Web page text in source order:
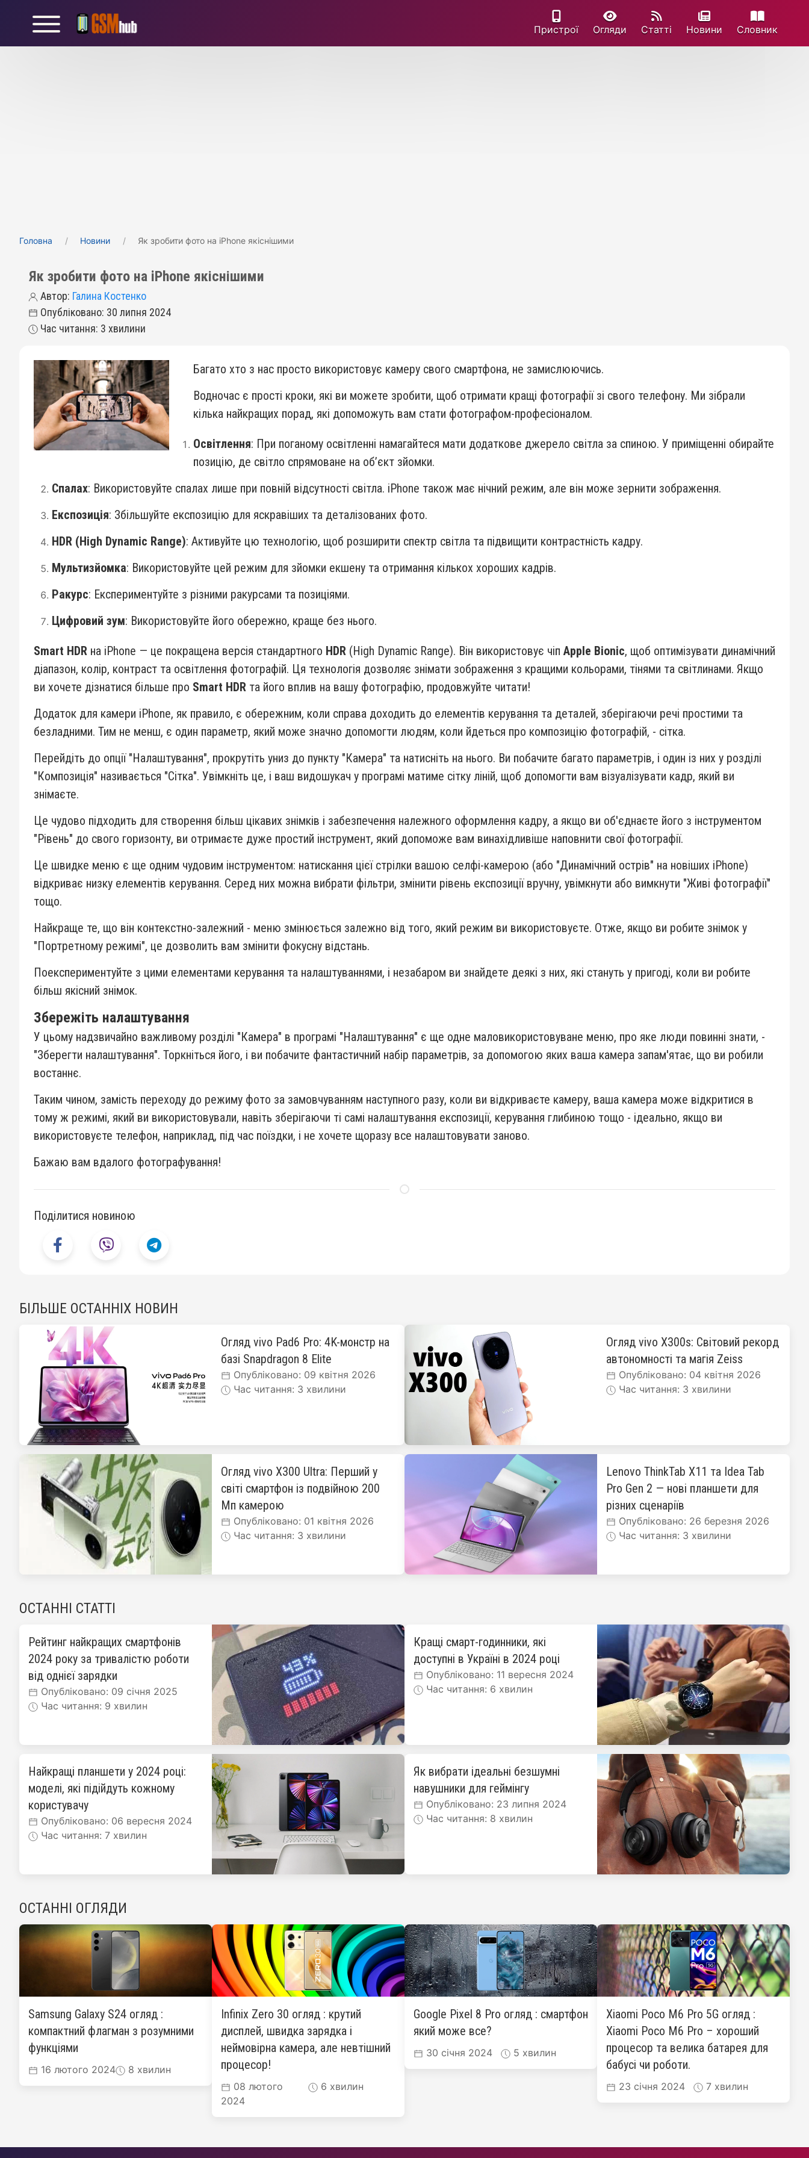
Пристрої Огляди Статті Новини Cловник
Головна Новини Як зробити фото на iPhone якіснішими
Як зробити фото на iPhone якіснішими
Автор: Галина Костенко
Опубліковано: 30 липня 2024
Час читання: 3 хвилини
Багато хто з нас просто використовує камеру свого смартфона, не замислюючись.
Водночас є прості кроки, які ви можете зробити, щоб отримати кращі фотографії зі свого телефону. Ми зібрали
кілька найкращих порад, які допоможуть вам стати фотографом-професіоналом.
Освітлення: При поганому освітленні намагайтеся мати додаткове джерело світла за спиною. У приміщенні обирайте
позицію, де світло спрямоване на об’єкт зйомки.
Спалах: Використовуйте спалах лише при повній відсутності світла. iPhone також має нічний режим, але він може зернити зображення.
Експозиція: Збільшуйте експозицію для яскравіших та деталізованих фото.
HDR (High Dynamic Range): Активуйте цю технологію, щоб розширити спектр світла та підвищити контрастність кадру.
Мультизйомка: Використовуйте цей режим для зйомки екшену та отримання кількох хороших кадрів.
Ракурс: Експериментуйте з різними ракурсами та позиціями.
Цифровий зум: Використовуйте його обережно, краще без нього.
Smart HDR на iPhone — це покращена версія стандартного HDR (High Dynamic Range). Він використовує чіп Apple Bionic, щоб оптимізувати динамічний
діапазон, колір, контраст та освітлення фотографій. Ця технологія дозволяє знімати зображення з кращими кольорами, тінями та світлинами. Якщо
ви хочете дізнатися більше про Smart HDR та його вплив на вашу фотографію, продовжуйте читати!
Додаток для камери iPhone, як правило, є обережним, коли справа доходить до елементів керування та деталей, зберігаючи речі простими та
безладними. Тим не менш, є один параметр, який може значно допомогти людям, коли йдеться про композицію фотографій, - сітка.
Перейдіть до опції "Налаштування", прокрутіть униз до пункту "Камера" та натисніть на нього. Ви побачите багато параметрів, і один із них у розділі
"Композиція" називається "Сітка". Увімкніть це, і ваш видошукач у програмі матиме сітку ліній, щоб допомогти вам візуалізувати кадр, який ви
знімаєте.
Це чудово підходить для створення більш цікавих знімків і забезпечення належного оформлення кадру, а якщо ви об'єднаєте його з інструментом
"Рівень" до свого горизонту, ви отримаєте дуже простий інструмент, який допоможе вам винахідливіше наповнити свої фотографії.
Це швидке меню є ще одним чудовим інструментом: натискання цієї стрілки вашою селфі-камерою (або "Динамічний острів" на новіших iPhone)
відкриває низку елементів керування. Серед них можна вибрати фільтри, змінити рівень експозиції вручну, увімкнути або вимкнути "Живі фотографії"
тощо.
Найкраще те, що він контекстно-залежний - меню змінюється залежно від того, який режим ви використовуєте. Отже, якщо ви робите знімок у
"Портретному режимі", це дозволить вам змінити фокусну відстань.
Поекспериментуйте з цими елементами керування та налаштуваннями, і незабаром ви знайдете деякі з них, які стануть у пригоді, коли ви робите
більш якісний знімок.
Збережіть налаштування
У цьому надзвичайно важливому розділі "Камера" в програмі "Налаштування" є ще одне маловикористовуване меню, про яке люди повинні знати, -
"Зберегти налаштування". Торкніться його, і ви побачите фантастичний набір параметрів, за допомогою яких ваша камера запам'ятає, що ви робили
востаннє.
Таким чином, замість переходу до режиму фото за замовчуванням наступного разу, коли ви відкриваєте камеру, ваша камера може відкритися в
тому ж режимі, який ви використовували, навіть зберігаючи ті самі налаштування експозиції, керування глибиною тощо - ідеально, якщо ви
використовуєте телефон, наприклад, під час поїздки, і не хочете щоразу все налаштовувати заново.
Бажаю вам вдалого фотографування!
Поділитися новиною
БІЛЬШЕ ОСТАННІХ НОВИН
Огляд vivo Pad6 Pro: 4K-монстр на
базі Snapdragon 8 Elite
Опубліковано: 09 квітня 2026
Час читання: 3 хвилини
Огляд vivo X300s: Світовий рекорд
автономності та магія Zeiss
Опубліковано: 04 квітня 2026
Час читання: 3 хвилини
Огляд vivo X300 Ultra: Перший у
світі смартфон із подвійною 200
Мп камерою
Опубліковано: 01 квітня 2026
Час читання: 3 хвилини
Lenovo ThinkTab X11 та Idea Tab
Pro Gen 2 — нові планшети для
різних сценаріїв
Опубліковано: 26 березня 2026
Час читання: 3 хвилини
ОСТАННІ СТАТТІ
Рейтинг найкращих смартфонів
2024 року за тривалістю роботи
від однієї зарядки
Опубліковано: 09 січня 2025
Час читання: 9 хвилин
Кращі смарт-годинники, які
доступні в Україні в 2024 році
Опубліковано: 11 вересня 2024
Час читання: 6 хвилин
Найкращі планшети у 2024 році:
моделі, які підійдуть кожному
користувачу
Опубліковано: 06 вересня 2024
Час читання: 7 хвилин
Як вибрати ідеальні безшумні
навушники для геймінгу
Опубліковано: 23 липня 2024
Час читання: 8 хвилин
ОСТАННІ ОГЛЯДИ
Samsung Galaxy S24 огляд :
компактний флагман з розумними
функціями
16 лютого 2024 8 хвилин
Infinix Zero 30 огляд : крутий
дисплей, швидка зарядка і
неймовірна камера, але невтішний
процесор!
08 лютого
2024
6 хвилин
Google Pixel 8 Pro огляд : смартфон
який може все?
30 січня 2024 5 хвилин
Xiaomi Poco M6 Pro 5G огляд :
Xiaomi Poco M6 Pro – хороший
процесор та велика батарея для
бабусі чи роботи.
23 січня 2024 7 хвилин